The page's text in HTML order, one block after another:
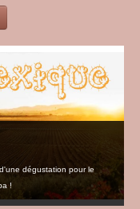
dégustation pour le
!